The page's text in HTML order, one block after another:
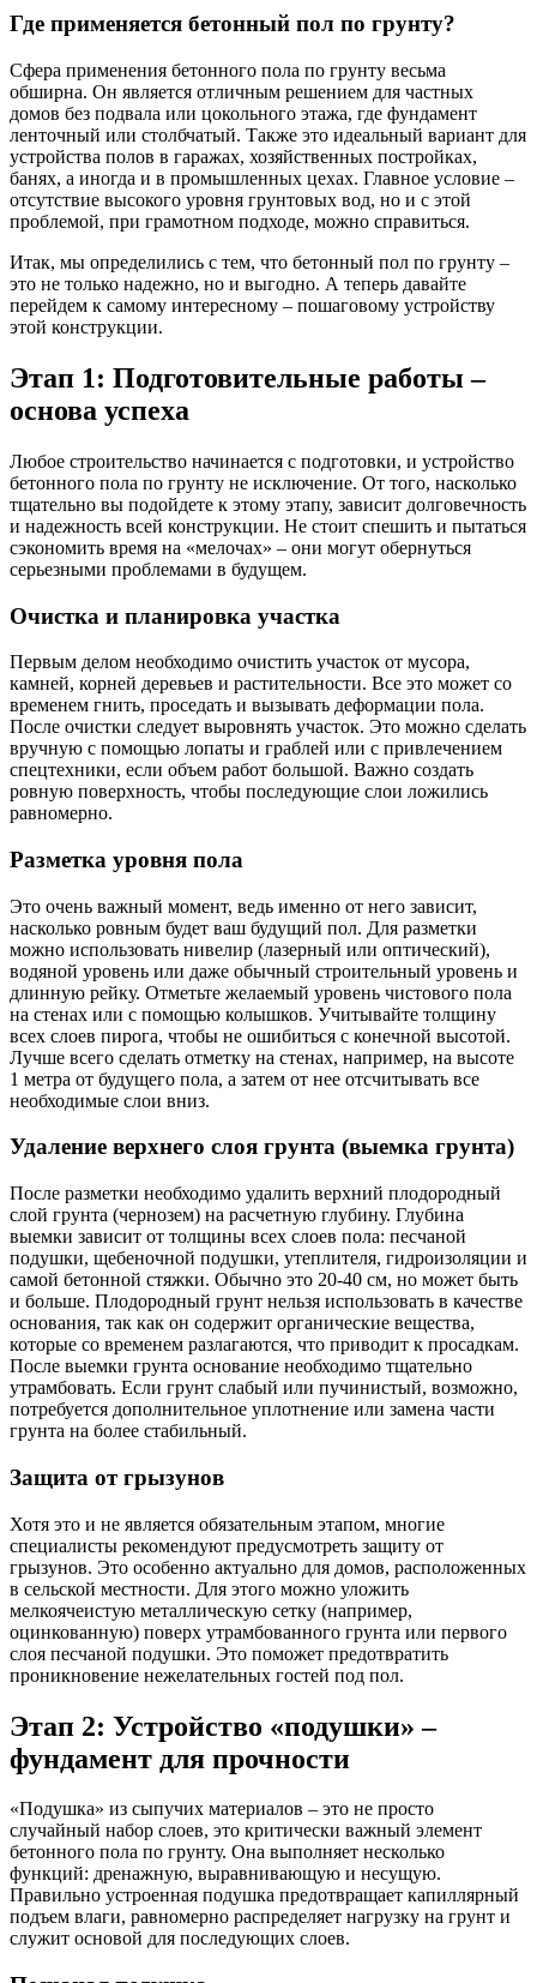
Где применяется бетонный пол по грунту?
Сфера применения бетонного пола по грунту весьма
обширна. Он является отличным решением для частных
домов без подвала или цокольного этажа, где фундамент
ленточный или столбчатый. Также это идеальный вариант для
устройства полов в гаражах, хозяйственных постройках,
банях, а иногда и в промышленных цехах. Главное условие –
отсутствие высокого уровня грунтовых вод, но и с этой
проблемой, при грамотном подходе, можно справиться.
Итак, мы определились с тем, что бетонный пол по грунту –
это не только надежно, но и выгодно. А теперь давайте
перейдем к самому интересному – пошаговому устройству
этой конструкции.
Этап 1: Подготовительные работы –
основа успеха
Любое строительство начинается с подготовки, и устройство
бетонного пола по грунту не исключение. От того, насколько
тщательно вы подойдете к этому этапу, зависит долговечность
и надежность всей конструкции. Не стоит спешить и пытаться
сэкономить время на «мелочах» – они могут обернуться
серьезными проблемами в будущем.
Очистка и планировка участка
Первым делом необходимо очистить участок от мусора,
камней, корней деревьев и растительности. Все это может со
временем гнить, проседать и вызывать деформации пола.
После очистки следует выровнять участок. Это можно сделать
вручную с помощью лопаты и граблей или с привлечением
спецтехники, если объем работ большой. Важно создать
ровную поверхность, чтобы последующие слои ложились
равномерно.
Разметка уровня пола
Это очень важный момент, ведь именно от него зависит,
насколько ровным будет ваш будущий пол. Для разметки
можно использовать нивелир (лазерный или оптический),
водяной уровень или даже обычный строительный уровень и
длинную рейку. Отметьте желаемый уровень чистового пола
на стенах или с помощью колышков. Учитывайте толщину
всех слоев пирога, чтобы не ошибиться с конечной высотой.
Лучше всего сделать отметку на стенах, например, на высоте
1 метра от будущего пола, а затем от нее отсчитывать все
необходимые слои вниз.
Удаление верхнего слоя грунта (выемка грунта)
После разметки необходимо удалить верхний плодородный
слой грунта (чернозем) на расчетную глубину. Глубина
выемки зависит от толщины всех слоев пола: песчаной
подушки, щебеночной подушки, утеплителя, гидроизоляции и
самой бетонной стяжки. Обычно это 20-40 см, но может быть
и больше. Плодородный грунт нельзя использовать в качестве
основания, так как он содержит органические вещества,
которые со временем разлагаются, что приводит к просадкам.
После выемки грунта основание необходимо тщательно
утрамбовать. Если грунт слабый или пучинистый, возможно,
потребуется дополнительное уплотнение или замена части
грунта на более стабильный.
Защита от грызунов
Хотя это и не является обязательным этапом, многие
специалисты рекомендуют предусмотреть защиту от
грызунов. Это особенно актуально для домов, расположенных
в сельской местности. Для этого можно уложить
мелкоячеистую металлическую сетку (например,
оцинкованную) поверх утрамбованного грунта или первого
слоя песчаной подушки. Это поможет предотвратить
проникновение нежелательных гостей под пол.
Этап 2: Устройство «подушки» –
фундамент для прочности
«Подушка» из сыпучих материалов – это не просто
случайный набор слоев, это критически важный элемент
бетонного пола по грунту. Она выполняет несколько
функций: дренажную, выравнивающую и несущую.
Правильно устроенная подушка предотвращает капиллярный
подъем влаги, равномерно распределяет нагрузку на грунт и
служит основой для последующих слоев.